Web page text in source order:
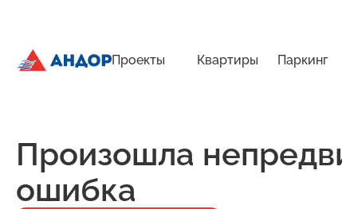
Проекты Квартиры Паркинг
Произошла
ошибка